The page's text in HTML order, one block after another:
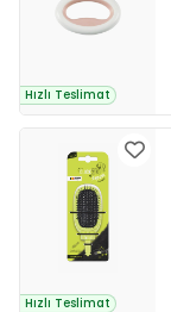
Hızlı Teslimat
Hızlı Teslimat